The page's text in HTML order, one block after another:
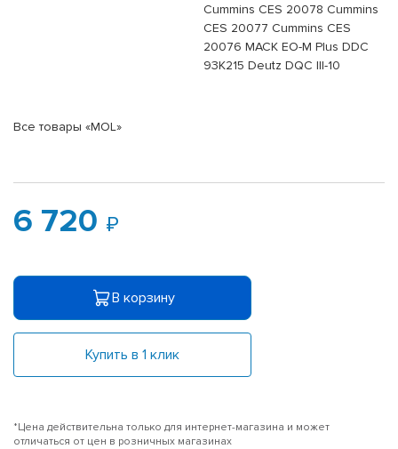
Cummins CES 20078 Cummins
CES 20077 Cummins CES
20076 MACK EO-M Plus DDC
93K215 Deutz DQC III-10
Все товары «MOL»
6 720
В корзину
Купить в 1 клик
*Цена действительна только для интернет-магазина и может
отличаться от цен в розничных магазинах